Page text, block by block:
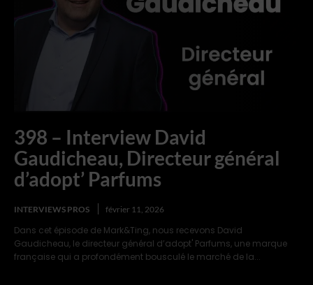
398 – Interview David
Gaudicheau, Directeur général
d’adopt’​ Parfums
INTERVIEWS PROS février 11, 2026
Dans cet épisode de Mark&Ting, nous recevons David
Gaudicheau, le directeur général d’adopt'​ Parfums, une marque
française qui a profondément bousculé le marché de la...